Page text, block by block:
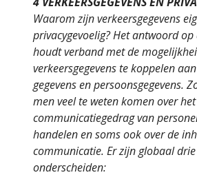
Waarom zijn verkeersgegevens
privacygevoelig? Het antwoord op
houdt verband met de
verkeersgegevens te koppelen
gegevens en persoonsgegevens.
men veel te weten komen over het
communicatiegedrag van
handelen en soms ook over de
communicatie. Er zijn globaal
onderscheiden: